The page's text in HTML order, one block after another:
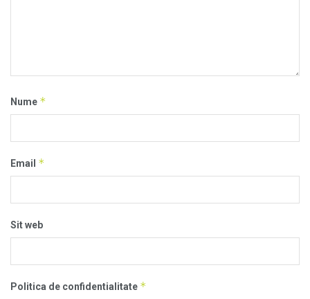
Nume *
Email *
Sit web
Politica de confidentialitate *